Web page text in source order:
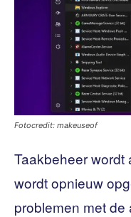
Fotocredit: makeuseof
Taakbeheer wordt
wordt opnieuw
problemen met